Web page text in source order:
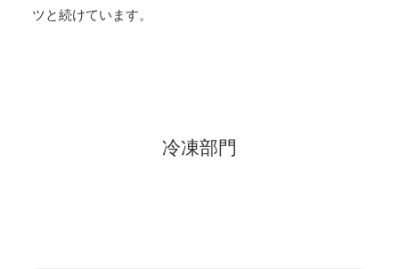
ツと続けています。
冷凍部門